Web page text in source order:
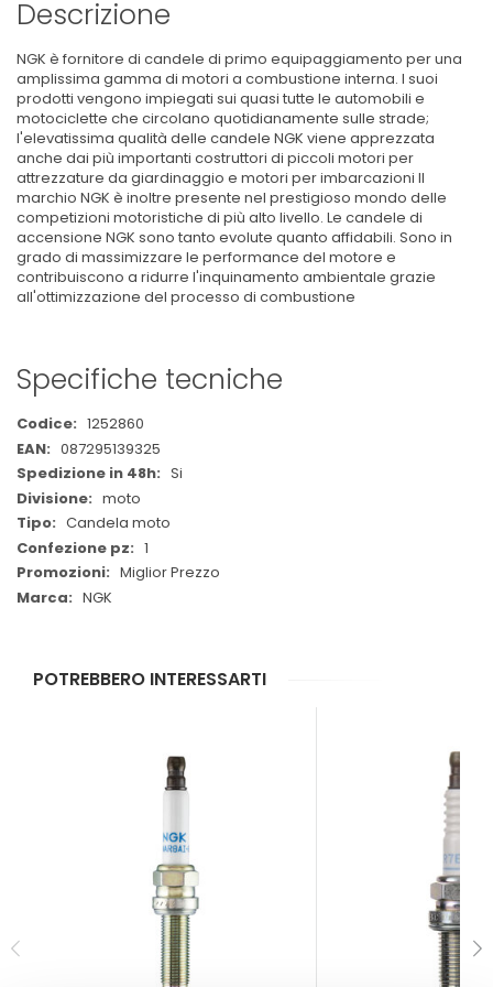
Descrizione
NGK è fornitore di candele di primo equipaggiamento per una
amplissima gamma di motori a combustione interna. I suoi
prodotti vengono impiegati sui quasi tutte le automobili e
motociclette che circolano quotidianamente sulle strade;
l'elevatissima qualità delle candele NGK viene apprezzata
anche dai più importanti costruttori di piccoli motori per
attrezzature da giardinaggio e motori per imbarcazioni Il
marchio NGK è inoltre presente nel prestigioso mondo delle
competizioni motoristiche di più alto livello. Le candele di
accensione NGK sono tanto evolute quanto affidabili. Sono in
grado di massimizzare le performance del motore e
contribuiscono a ridurre l'inquinamento ambientale grazie
all'ottimizzazione del processo di combustione
Specifiche tecniche
Maggiori
Informazioni
1252860
087295139325
Si
moto
Candela moto
1
Miglior Prezzo
NGK
POTREBBERO INTERESSARTI